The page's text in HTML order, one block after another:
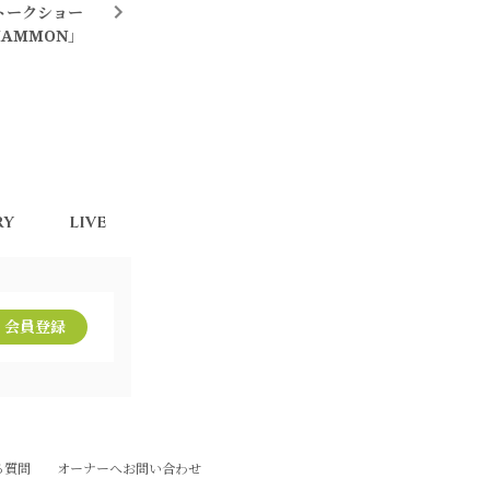
ークショー
」
LIVE
会員登録
質問 オーナーへお問い合わせ